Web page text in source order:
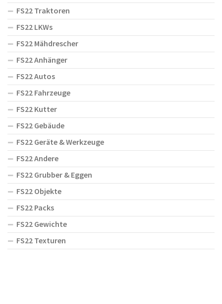
FS22 Traktoren
FS22 LKWs
FS22 Mähdrescher
FS22 Anhänger
FS22 Autos
FS22 Fahrzeuge
FS22 Kutter
FS22 Gebäude
FS22 Geräte & Werkzeuge
FS22 Andere
FS22 Grubber & Eggen
FS22 Objekte
FS22 Packs
FS22 Gewichte
FS22 Texturen